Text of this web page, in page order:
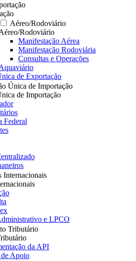
Aéreo/Rodoviário
Rodoviário
Manifestação Aérea
Manifestação Rodoviária
Consultas e Operações
de Exportação
Única de Importação
de Importação
Federal
Internacionais
e LPCO
Tributário
da API
Apoio